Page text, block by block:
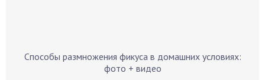
Способы размножения фикуса в домашних условиях:
фото + видео